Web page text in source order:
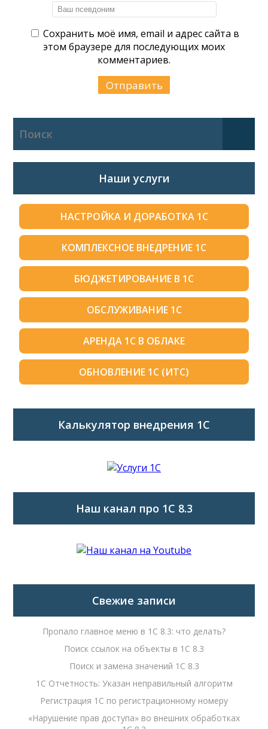
Сохранить моё имя, email и адрес сайта в
этом браузере для последующих моих
комментариев.
Наши услуги
НАСТРОЙКА И ДОРАБОТКА 1С
КОМПЛЕКСНОЕ ВНЕДРЕНИЕ 1С
БЮДЖЕТИРОВАНИЕ В 1С
ОБСЛУЖИВАНИЕ 1С
АРЕНДА 1С В ОБЛАКЕ
ОБНОВЛЕНИЕ 1С (ИТС)
Калькулятор внедрения 1C
Наш канал про 1С 8.3
Свежие записи
Пропало главное меню в 1С 8.3: что делать?
Поиск ссылок на объекты в 1С 8.3
Поиск и замена значений 1С 8.3
1С Отчетность: Указан неправильный алгоритм
Регистрация 1С по регистрационному номеру
«Нарушение прав доступа» во внешних обработках